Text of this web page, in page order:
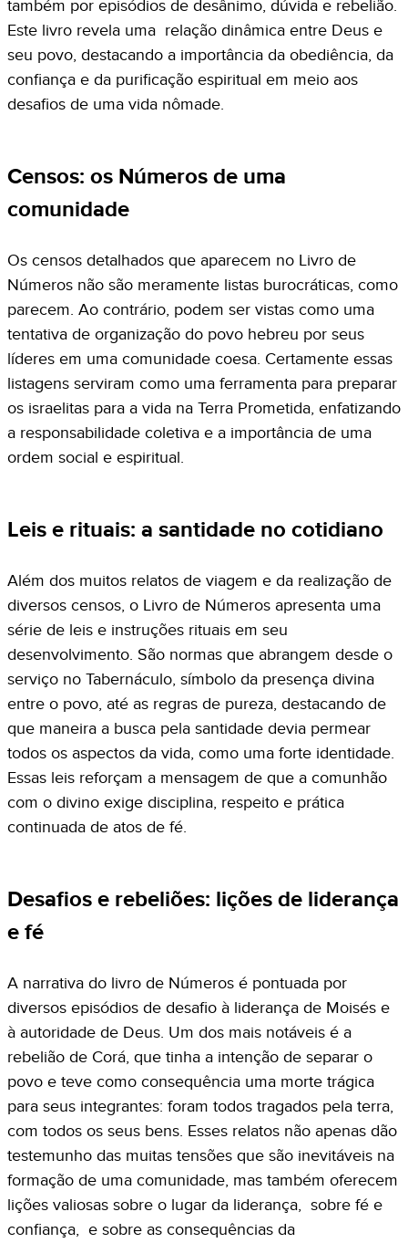
também por episódios de desânimo, dúvida e rebelião.
Este livro revela uma relação dinâmica entre Deus e
seu povo, destacando a importância da obediência, da
confiança e da purificação espiritual em meio aos
desafios de uma vida nômade.
Censos: os Números de uma
comunidade
Os censos detalhados que aparecem no Livro de
Números não são meramente listas burocráticas, como
parecem. Ao contrário, podem ser vistas como uma
tentativa de organização do povo hebreu por seus
líderes em uma comunidade coesa. Certamente essas
listagens serviram como uma ferramenta para preparar
os israelitas para a vida na Terra Prometida, enfatizando
a responsabilidade coletiva e a importância de uma
ordem social e espiritual.
Leis e rituais: a santidade no cotidiano
Além dos muitos relatos de viagem e da realização de
diversos censos, o Livro de Números apresenta uma
série de leis e instruções rituais em seu
desenvolvimento. São normas que abrangem desde o
serviço no Tabernáculo, símbolo da presença divina
entre o povo, até as regras de pureza, destacando de
que maneira a busca pela santidade devia permear
todos os aspectos da vida, como uma forte identidade.
Essas leis reforçam a mensagem de que a comunhão
com o divino exige disciplina, respeito e prática
continuada de atos de fé.
Desafios e rebeliões: lições de liderança
e fé
A narrativa do livro de Números é pontuada por
diversos episódios de desafio à liderança de Moisés e
à autoridade de Deus. Um dos mais notáveis é a
rebelião de Corá, que tinha a intenção de separar o
povo e teve como consequência uma morte trágica
para seus integrantes: foram todos tragados pela terra,
com todos os seus bens. Esses relatos não apenas dão
testemunho das muitas tensões que são inevitáveis na
formação de uma comunidade, mas também oferecem
lições valiosas sobre o lugar da liderança, sobre fé e
confiança, e sobre as consequências da